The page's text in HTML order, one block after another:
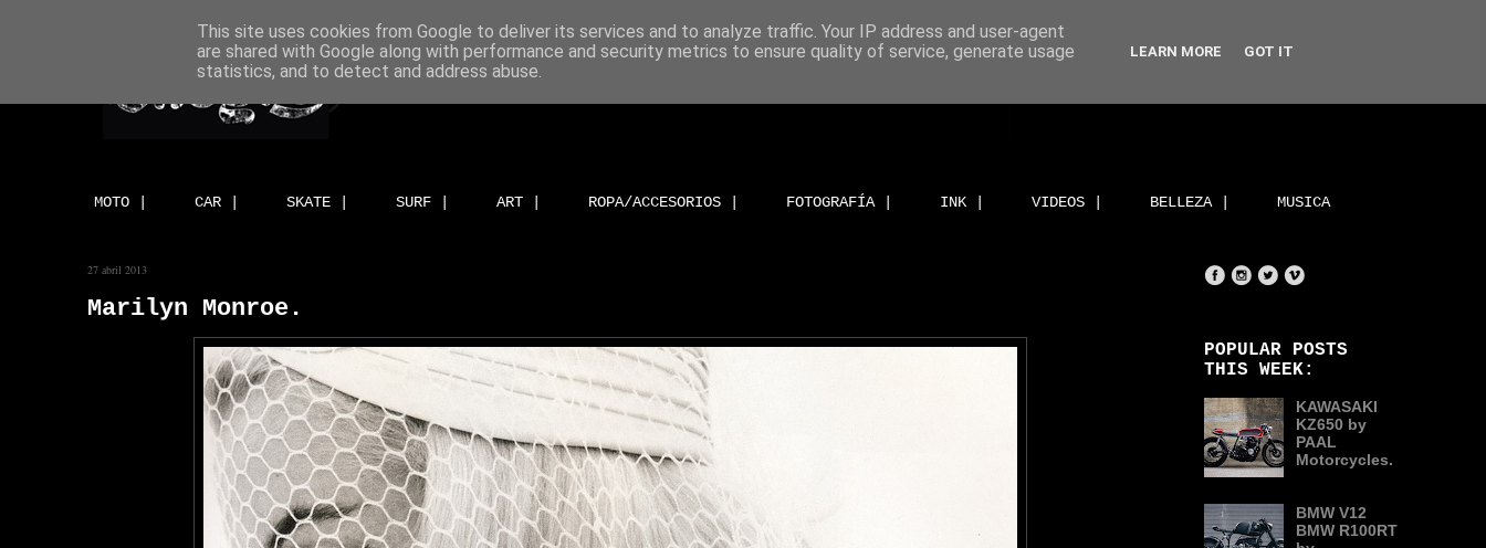
MOTO | CAR | SKATE | SURF | ART | ROPA/ACCESORIOS | FOTOGRAFÍA | INK | VIDEOS | BELLEZA | MUSICA
27 abril 2013
Marilyn Monroe.
POPULAR POSTS
THIS WEEK:
KAWASAKI
KZ650 by
PAAL
Motorcycles.
BMW V12
BMW R100RT
This site uses cookies from Google to deliver its services and to analyze traffic. Your IP address and user-agent
are shared with Google along with performance and security metrics to ensure quality of service, generate usage
statistics, and to detect and address abuse.
LEARN MORE GOT IT